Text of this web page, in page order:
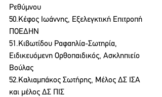
Ρεθύμνου
50.Κέφος Ιωάννης, Εξελεγκτική Επιτροπή
ΠΟΕΔΗΝ
51.Κιβωτίδου Ραφαηλία-Σωτηρία,
Ειδικευόμενη Ορθοπαιδικός, Ασκληπιείο
Βούλας
52.Καλιαμπάκος Σωτήρης, Μέλος ΔΣ ΙΣΑ
και μέλος ΔΣ ΠΙΣ